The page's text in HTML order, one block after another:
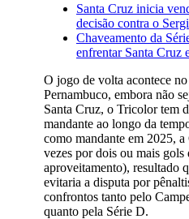
Santa Cruz inicia
decisão contra o
Chaveamento da
enfrentar Santa Cruz
O jogo de volta acontece
Pernambuco, embora não
Santa Cruz, o Tricolor tem
mandante ao longo da
como mandante em 2025,
vezes por dois ou mais
aproveitamento), resultado
evitaria a disputa por
confrontos tanto pelo
quanto pela Série D.